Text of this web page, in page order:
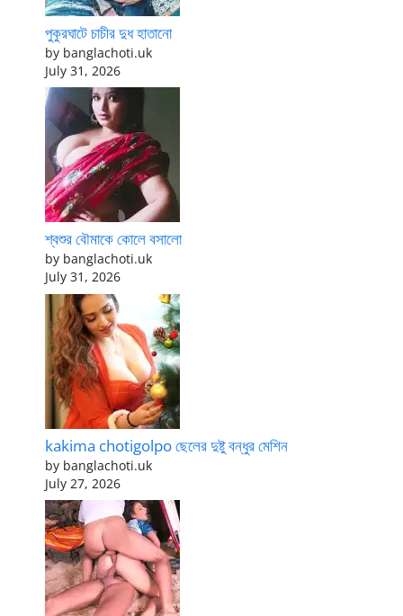
পুকুরঘাটে চাচীর দুধ হাতানো
by banglachoti.uk
July 31, 2026
শ্বশুর বৌমাকে কোলে বসালো
by banglachoti.uk
July 31, 2026
kakima chotigolpo ছেলের দুষ্টু বন্ধুর মেশিন
by banglachoti.uk
July 27, 2026